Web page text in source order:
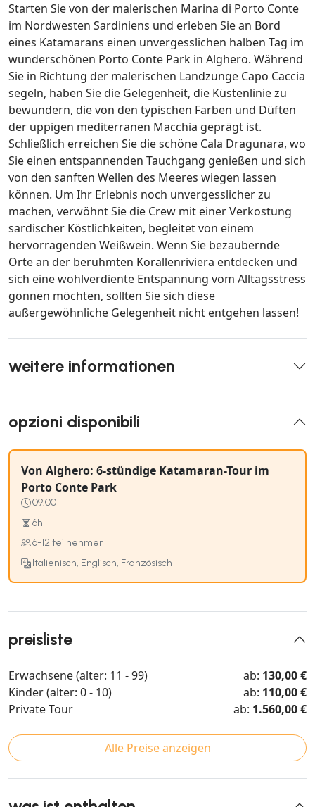
Starten Sie von der malerischen Marina di Porto Conte
im Nordwesten Sardiniens und erleben Sie an Bord
eines Katamarans einen unvergesslichen halben Tag im
wunderschönen Porto Conte Park in Alghero. Während
Sie in Richtung der malerischen Landzunge Capo Caccia
segeln, haben Sie die Gelegenheit, die Küstenlinie zu
bewundern, die von den typischen Farben und Düften
der üppigen mediterranen Macchia geprägt ist.
Schließlich erreichen Sie die schöne Cala Dragunara, wo
Sie einen entspannenden Tauchgang genießen und sich
von den sanften Wellen des Meeres wiegen lassen
können. Um Ihr Erlebnis noch unvergesslicher zu
machen, verwöhnt Sie die Crew mit einer Verkostung
sardischer Köstlichkeiten, begleitet von einem
hervorragenden Weißwein. Wenn Sie bezaubernde
Orte an der berühmten Korallenriviera entdecken und
sich eine wohlverdiente Entspannung vom Alltagsstress
gönnen möchten, sollten Sie sich diese
außergewöhnliche Gelegenheit nicht entgehen lassen!
weitere informationen
opzioni disponibili
Von Alghero: 6-stündige Katamaran-Tour im
Porto Conte Park
09:00
6h
6-12 teilnehmer
Italienisch, Englisch, Französisch
preisliste
Erwachsene (alter: 11 - 99) ab: 130,00 €
Kinder (alter: 0 - 10)
ab: 110,00 €
Private Tour
ab: 1.560,00 €
Alle Preise anzeigen